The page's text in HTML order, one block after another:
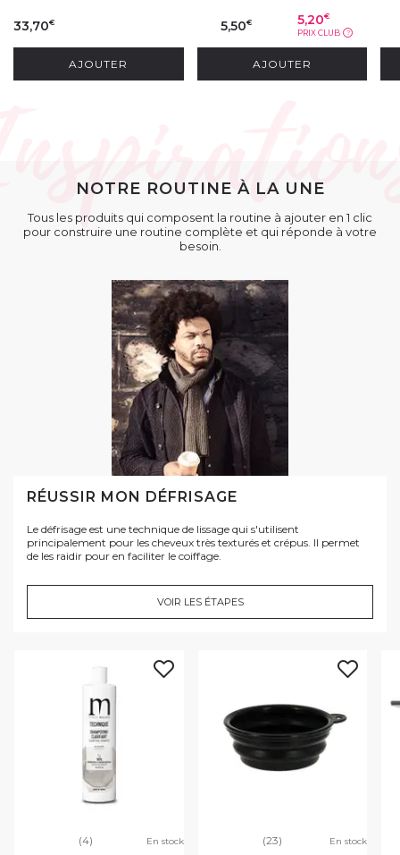
33,70€
AJOUTER
5,50€ 5,20€
PRIX CLUB ?
AJOUTER
NOTRE ROUTINE À LA UNE
Tous les produits qui composent la routine à ajouter en 1 clic
pour construire une routine complète et qui réponde à votre
besoin.
RÉUSSIR MON DÉFRISAGE
Le défrisage est une technique de lissage qui s'utilisent
principalement pour les cheveux très texturés et crépus. Il permet
de les raidir pour en faciliter le coiffage.
VOIR LES ÉTAPES
(4) En stock (23) En stock